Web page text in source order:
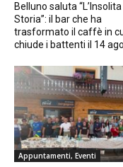
Belluno saluta “L’Insolita
Storia”: il bar che ha
trasformato il caffè in
chiude i battenti il 14
Appuntamenti, Eventi